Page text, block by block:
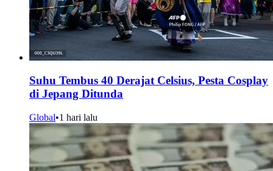
Suhu Tembus 40 Derajat Celsius, Pesta Cosplay
di Jepang Ditunda
Global•1 hari lalu